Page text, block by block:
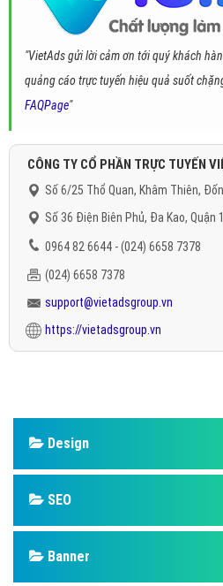
"VietAds gửi lời cảm ơn tới quý khách
quảng cáo trực tuyến hiệu quả suốt
FAQPage"
CÔNG TY CỔ PHẦN TRỰC TUYẾN
Số 6/25 Thổ Quan, Khâm Thiên,
Số 36 Điện Biên Phủ, Đa Kao, Quận
0964 82 6644 - (024) 6658 7378
(024) 6658 7378
support@vietadsgroup.vn
https://vietadsgroup.vn